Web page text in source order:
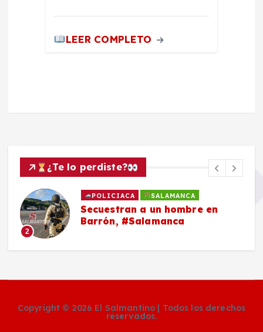
LEER COMPLETO
¿Te lo perdiste?
2
POLICIACA SALAMANCA
Secuestran a un hombre en
Barrón, #Salamanca
Copyright © 2026 El Salmantino | Todos los derechos
reservados.